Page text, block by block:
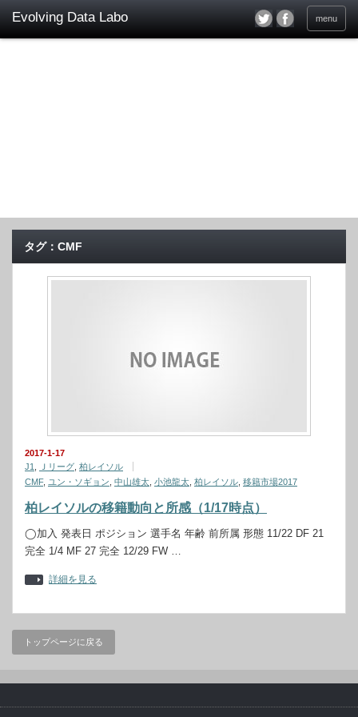
menu
タグ：CMF
2017-1-17
J1
Ｊリーグ 柏レイソル
CMF, ユン・ソギョン 中山雄太 小池龍太 柏レイソル 移籍市場2017
柏レイソルの移籍動向と所感（1/17時点）
◯加入 発表日 ポジション 選手名 年齢 前所属 形態 11/22 DF 21
完全 1/4 MF 27 完全 12/29 FW …
詳細を見る
トップページに戻る